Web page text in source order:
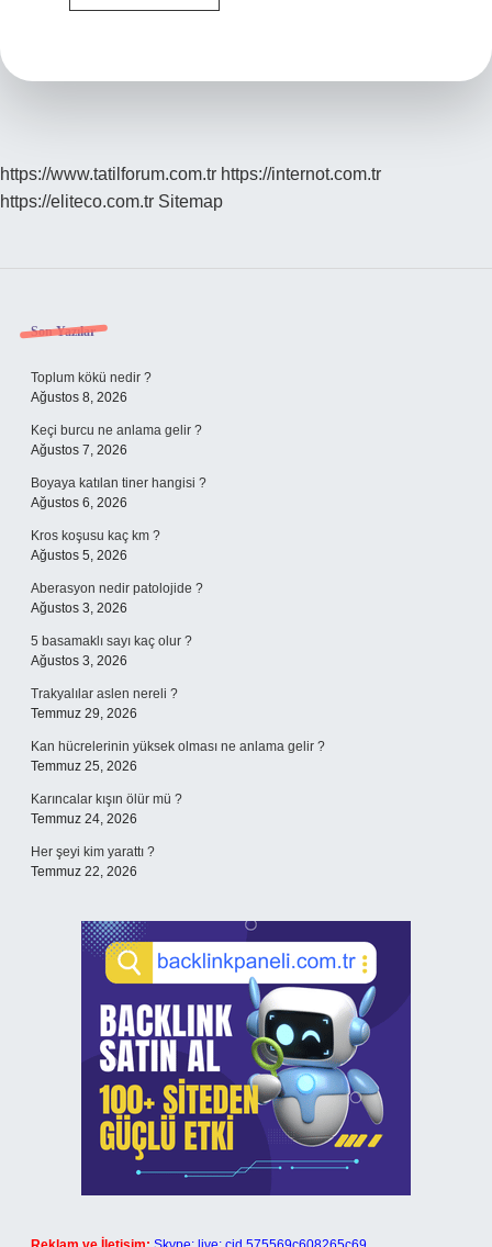
Torbasız
https://www.tatilforum.com.tr https://internot.com.tr
https://eliteco.com.tr Sitemap
Sidebar
Son Yazılar
Toplum kökü nedir ?
Ağustos 8, 2026
Keçi burcu ne anlama gelir ?
Ağustos 7, 2026
Boyaya katılan tiner hangisi ?
Ağustos 6, 2026
Kros koşusu kaç km ?
Ağustos 5, 2026
Aberasyon nedir patolojide ?
Ağustos 3, 2026
5 basamaklı sayı kaç olur ?
Ağustos 3, 2026
Trakyalılar aslen nereli ?
Temmuz 29, 2026
Kan hücrelerinin yüksek olması ne anlama gelir ?
Temmuz 25, 2026
Karıncalar kışın ölür mü ?
Temmuz 24, 2026
Her şeyi kim yarattı ?
Temmuz 22, 2026